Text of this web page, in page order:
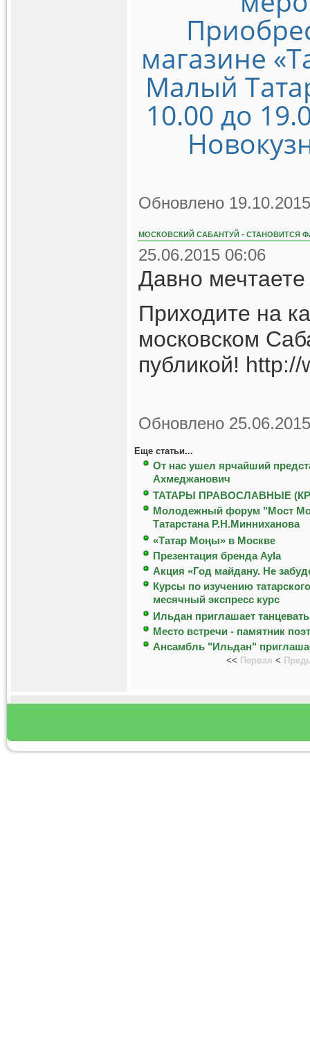
магазине
Малый
10.00 до
Обновлено
МОСКОВСКИЙ САБАНТУЙ - СТАНОВИТСЯ
25.06.2015 06:06
Давно
Приходите на
московском
публикой!
Обновлено
Еще статьи...
От нас ушел ярчайший
Ахмеджанович
ТАТАРЫ ПРАВОСЛАВНЫЕ
Молодежный форум "Мост
Татарстана Р.Н.Минниханова
«Татар Мoңы» в Москве
Презентация бренда Ayla
Акция «Год майдану. Не
Курсы по изучению
месячный экспресс курс
Ильдан приглашает
Место встречи - памятник
Ансамбль "Ильдан"
<< Первая <